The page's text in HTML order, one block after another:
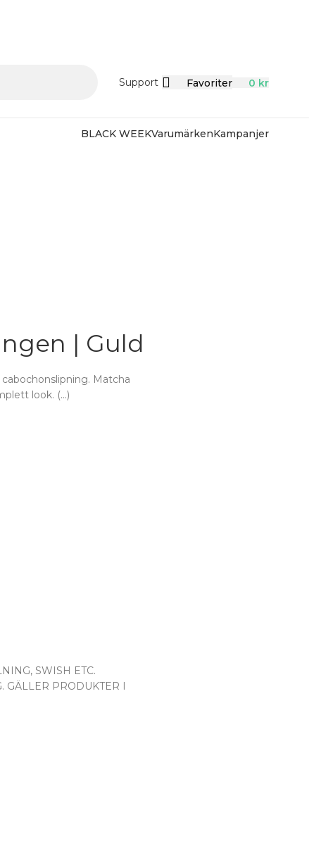
Support Favoriter 0 kr
BLACK WEEKVarumärkenKampanjer
| Guld
Matcha
look. (…)
SWISH ETC.
GÄLLER PRODUKTER I